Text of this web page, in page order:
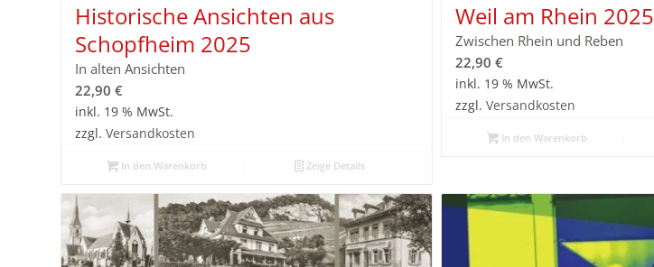
Historische Ansichten aus
Schopfheim 2025
In alten Ansichten
22,90 €
inkl. 19 % MwSt.
zzgl. Versandkosten
In den Warenkorb Zeige Details
Weil am Rhein 2025
Zwischen Rhein und Reben
22,90 €
inkl. 19 % MwSt.
zzgl. Versandkosten
In den Warenkorb